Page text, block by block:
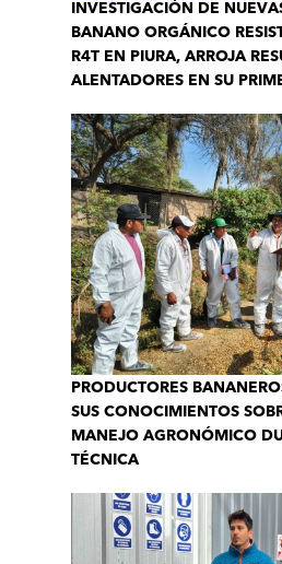
INVESTIGACIÓN DE
BANANO ORGÁNICO
R4T EN PIURA, ARROJA
ALENTADORES EN SU
PRODUCTORES
SUS CONOCIMIENTOS
MANEJO AGRONÓMICO
TÉCNICA